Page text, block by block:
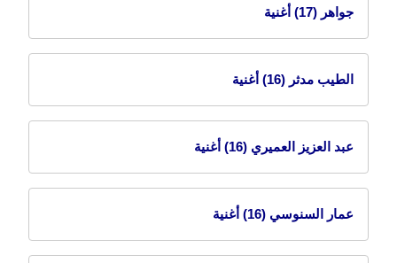
جواهر (17) أغنية
الطيب مدثر (16) أغنية
عبد العزيز العميري (16) أغنية
عمار السنوسي (16) أغنية